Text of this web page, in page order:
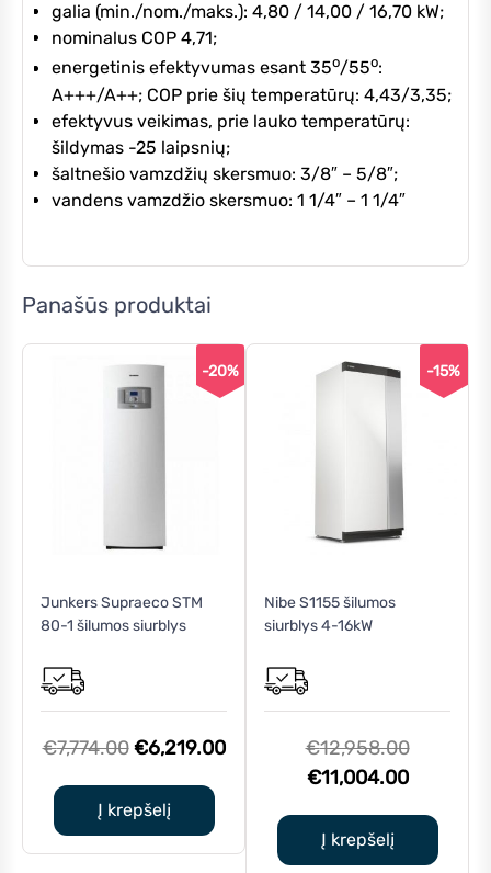
galia (min./nom./maks.): 4,80 / 14,00 / 16,70 kW;
nominalus COP 4,71;
energetinis efektyvumas esant 35o/55o:
A+++/A++; COP prie šių temperatūrų: 4,43/3,35;
efektyvus veikimas, prie lauko temperatūrų:
šildymas -25 laipsnių;
šaltnešio vamzdžių skersmuo: 3/8″ – 5/8″;
vandens vamzdžio skersmuo: 1 1/4″ – 1 1/4″
Panašūs produktai
-20%
Junkers Supraeco STM
80-1 šilumos siurblys
€7,774.00 Original
was:
€7,774.00.
€6,219.00Current
€6,219.00.
Į krepšelį
-15%
Nibe S1155 šilumos
siurblys 4-16kW
€12,958.00Original
price
€11,004.00Current
Į krepšelį